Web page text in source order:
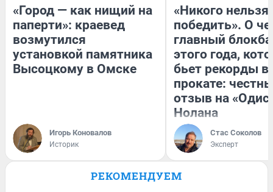
«Город — как нищий на
паперти»: краевед
возмутился
установкой памятника
Высоцкому в Омске
Игорь Коновалов
Историк
«Никого нельзя
победить». О
главный
этого года,
бьет рекорды в
прокате:
отзыв на
Нолана
Стас Соколов
Эксперт
РЕКОМЕНДУЕМ